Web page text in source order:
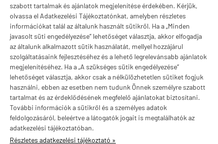
szabott tartalmak és ajánlatok megjelenítése érdekében. Kérjük,
olvassa el Adatkezelési Tájékoztatónkat, amelyben részletes
információkat talál az általunk használt sütikről. Ha a „Minden
javasolt süti engedélyezése” lehetőséget választja, akkor elfogadja
az általunk alkalmazott sütik használatát, mellyel hozzájárul
szolgáltatásaink fejlesztéséhez és a lehető legrelevánsabb ajánlatok
megjelenítéséhez. Ha a „A szükséges sütik engedélyezése”
lehetőséget választja, akkor csak a nélkülözhetetlen sütiket fogjuk
használni, ebben az esetben nem tudunk Önnek személyre szabott
tartalmat és az érdeklődésének megfelelő ajánlatokat biztosítani.
További információk a sütikről és a személyes adatok
feldolgozásáról, beleértve a látogatók jogait is megtalálhatók az
adatkezelési tájékoztatóban.
Részletes adatkezelési tájékoztató »
Valuta választás